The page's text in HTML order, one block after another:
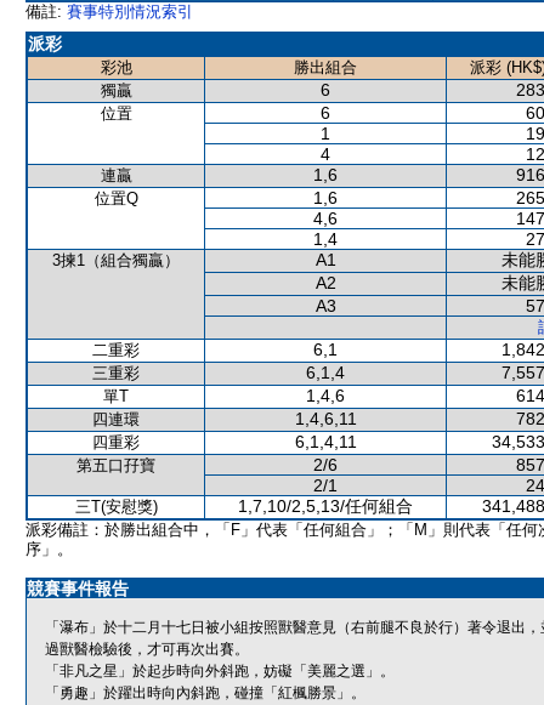
備註: 賽事特別情況索引
派彩
彩池 勝出組合
派彩
獨贏
6
位置 6
1
4
連贏 1,6
位置Q 1,6
4,6
1,4
3揀1（組合獨贏） A1
未能
A2
未能
A3
二重彩
6,1
三重彩 6,1,4
單T 1,4,6
四連環 1,4,6,11
四重彩 6,1,4,11
第五口孖寶 2/6
2/1
三T(安慰獎) 1,7,10/2,5,13/任何組合
派彩備註：於勝出組合中，「F」代表「任何組合」；「M」則代表「任何
序」。
競賽事件報告
「瀑布」於十二月十七日被小組按照獸醫意見（右前腿不良於行）著令退出
過獸醫檢驗後，才可再次出賽。
「非凡之星」於起步時向外斜跑，妨礙「美麗之選」。
「勇趣」於躍出時向內斜跑，碰撞「紅楓勝景」。